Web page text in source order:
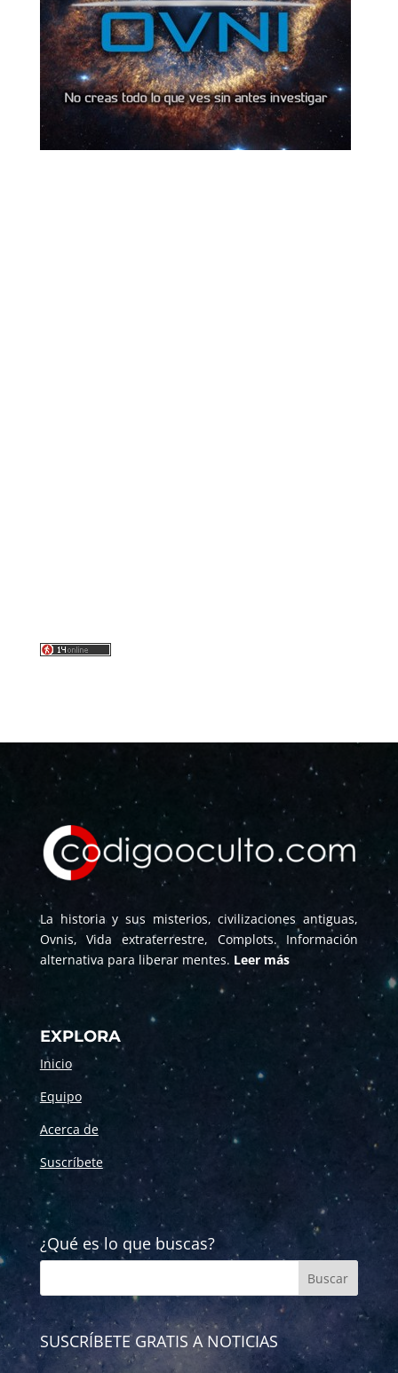
La historia y sus misterios, civilizaciones antiguas,
Ovnis, Vida extraterrestre, Complots. Información
alternativa para liberar mentes. Leer más
EXPLORA
Inicio
Equipo
Acerca de
Suscríbete
¿Qué es lo que buscas?
SUSCRÍBETE GRATIS A NOTICIAS